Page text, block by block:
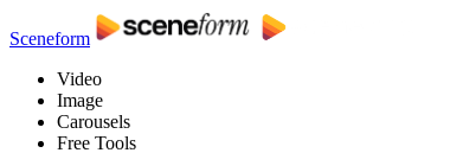
Sceneform
Video
Image
Carousels
Free Tools